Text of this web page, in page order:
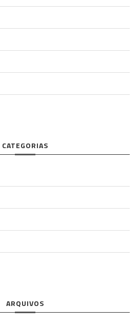
CATEGORIAS
ARQUIVOS